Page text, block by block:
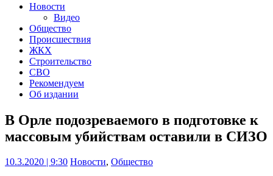
Новости
Видео
Общество
Происшествия
ЖКХ
Строительство
СВО
Рекомендуем
Об издании
В Орле подозреваемого в подготовке к
массовым убийствам оставили в СИЗО
10.3.2020 | 9:30 Новости, Общество